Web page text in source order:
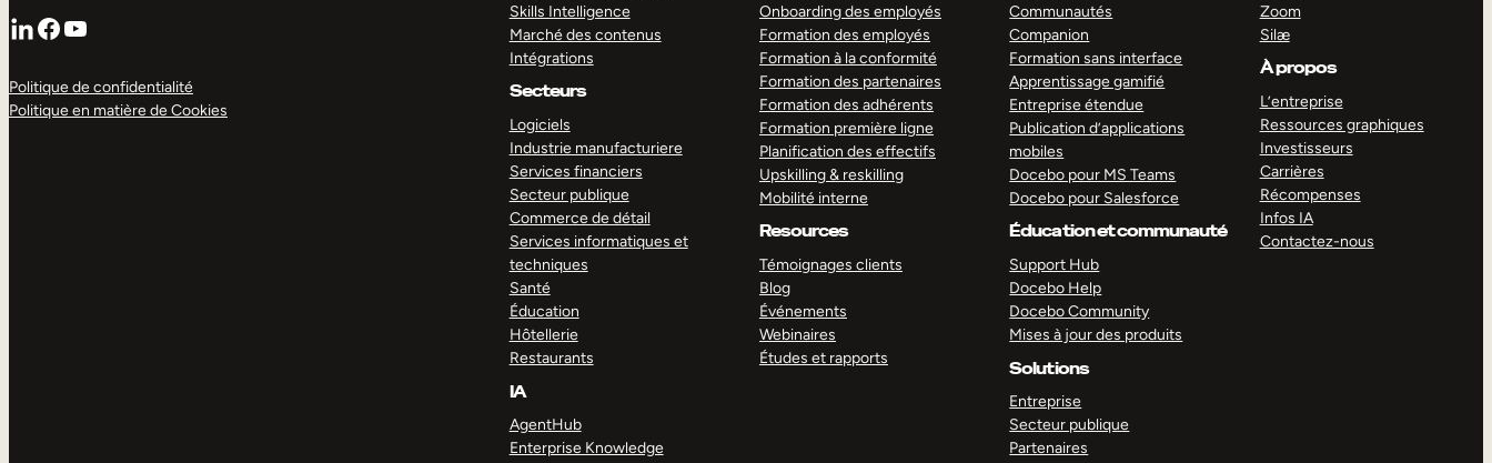
LinkedIn
Facebook
YouTube
Politique de confidentialité
Politique en matière de Cookies
Skills Intelligence
Marché des contenus
Intégrations
Secteurs
Logiciels
Industrie manufacturiere
Services financiers
Secteur publique
Commerce de détail
Services informatiques et
techniques
Santé
Éducation
Hôtellerie
Restaurants
IA
AgentHub
Enterprise Knowledge
Onboarding des employés
Formation des employés
Formation à la conformité
Formation des partenaires
Formation des adhérents
Formation première ligne
Planification des effectifs
Upskilling & reskilling
Mobilité interne
Resources
Témoignages clients
Blog
Événements
Webinaires
Études et rapports
Communautés
Companion
Formation sans interface
Apprentissage gamifié
Entreprise étendue
Publication d’applications
mobiles
Docebo pour MS Teams
Docebo pour Salesforce
Éducation et communauté
Support Hub
Docebo Help
Docebo Community
Mises à jour des produits
Solutions
Entreprise
Secteur publique
Partenaires
Zoom
Silæ
À propos
L’entreprise
Ressources graphiques
Investisseurs
Carrières
Récompenses
Infos IA
Contactez-nous